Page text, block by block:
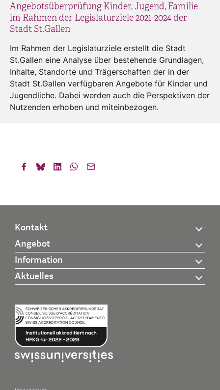
Angebotsüberprüfung Kinder, Jugend, Familie
im Rahmen der Legislaturziele 2021-2024 der
Stadt St.Gallen
Im Rahmen der Legislaturziele erstellt die Stadt
St.Gallen eine Analyse über bestehende Grundlagen,
Inhalte, Standorte und Trägerschaften der in der
Stadt St.Gallen verfügbaren Angebote für Kinder und
Jugendliche. Dabei werden auch die Perspektiven der
Nutzenden erhoben und miteinbezogen.
Kontakt
Angebot
Information
Aktuelles